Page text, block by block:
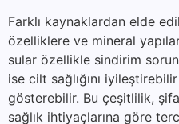
Farklı kaynaklardan elde
özelliklere ve mineral
sular özellikle sindirim
ise cilt sağlığını
gösterebilir. Bu çeşitlilik,
sağlık ihtiyaçlarına göre